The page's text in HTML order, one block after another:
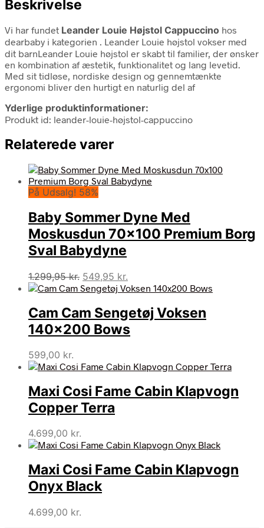
Beskrivelse
Vi har fundet Leander Louie Højstol Cappuccino hos
dearbaby i kategorien . Leander Louie højstol vokser med
dit barnLeander Louie højstol er skabt til familier, der ønsker
en kombination af æstetik, funktionalitet og lang levetid.
Med sit tidløse, nordiske design og gennemtænkte
ergonomi bliver den hurtigt en naturlig del af
Yderlige produktinformationer:
Produkt id: leander-louie-højstol-cappuccino
Relaterede varer
På Udsalg! 58%
Baby Sommer Dyne Med
Moskusdun 70×100 Premium Borg
Sval Babydyne
1.299,95kr. Den
oprindelige
var:
1.299,95 kr..
549,95 kr.
aktuelle
er:
549,95 kr..
Cam Cam Sengetøj Voksen
140×200 Bows
599,00 kr.
Maxi Cosi Fame Cabin Klapvogn
Copper Terra
4.699,00 kr.
Maxi Cosi Fame Cabin Klapvogn
Onyx Black
4.699,00 kr.